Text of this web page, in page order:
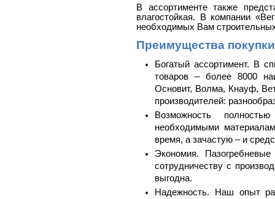
В ассортименте также
влагостойкая. В компании
необходимых Вам
Преимущества
Богатый ассортимент. В
товаров – более 8000
Основит, Волма, Кнауф,
производителей:
Возможность
необходимыми
время, а зачастую – и
Экономия.
сотрудничеству с
выгодна.
Надежность. Наш опыт